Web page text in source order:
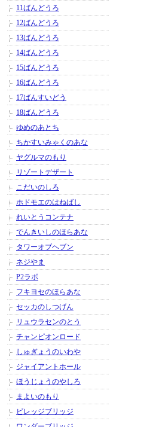
11ばんどうろ
12ばんどうろ
13ばんどうろ
14ばんどうろ
15ばんどうろ
16ばんどうろ
17ばんすいどう
18ばんどうろ
ゆめのあとち
ちかすいみゃくのあな
ヤグルマのもり
リゾートデザート
こだいのしろ
ホドモエのはねばし
れいとうコンテナ
でんきいしのほらあな
タワーオブヘブン
ネジやま
P2ラボ
フキヨセのほらあな
セッカのしつげん
リュウラセンのとう
チャンピオンロード
しゅぎょうのいわや
ジャイアントホール
ほうじょうのやしろ
まよいのもり
ビレッジブリッジ